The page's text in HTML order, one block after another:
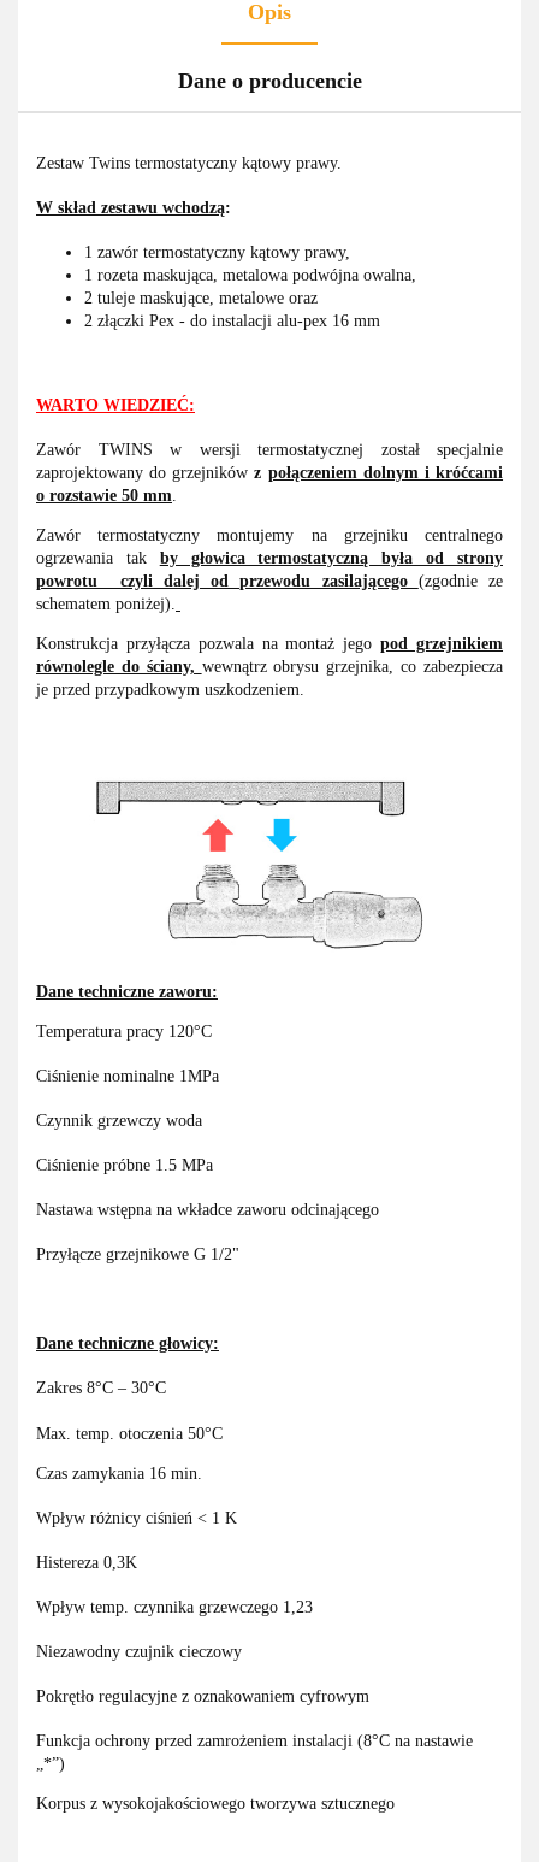
Opis
Dane o producencie
Zestaw Twins termostatyczny kątowy prawy.
W skład zestawu wchodzą:
1 zawór termostatyczny kątowy prawy,
1 rozeta maskująca, metalowa podwójna owalna,
2 tuleje maskujące, metalowe oraz
2 złączki Pex - do instalacji alu-pex 16 mm
WARTO WIEDZIEĆ:
Zawór TWINS w wersji termostatycznej został specjalnie
zaprojektowany do grzejnikówz połączeniem dolnym i króćcami
o rozstawie 50 mm.
Zawór termostatyczny montujemy na grzejniku centralnego
ogrzewania tak by głowica termostatyczną była od strony
powrotu czyli dalej od przewodu zasilającego (zgodnie ze
schematem poniżej).
Konstrukcja przyłącza pozwala na montaż jegopod grzejnikiem
równolegle do ściany, wewnątrz obrysu grzejnika, co zabezpiecza
je przed przypadkowym uszkodzeniem.
Dane techniczne zaworu:
Temperatura pracy 120°C
Ciśnienie nominalne 1MPa
Czynnik grzewczy woda
Ciśnienie próbne 1.5 MPa
Nastawa wstępna na wkładce zaworu odcinającego
Przyłącze grzejnikowe G 1/2"
Dane techniczne głowicy:
Zakres 8°C – 30°C
Max. temp. otoczenia 50°C
Czas zamykania 16 min.
Wpływ różnicy ciśnień < 1 K
Histereza 0,3K
Wpływ temp. czynnika grzewczego 1,23
Niezawodny czujnik cieczowy
Pokrętło regulacyjne z oznakowaniem cyfrowym
Funkcja ochrony przed zamrożeniem instalacji (8°C na nastawie
„*”)
Korpus z wysokojakościowego tworzywa sztucznego